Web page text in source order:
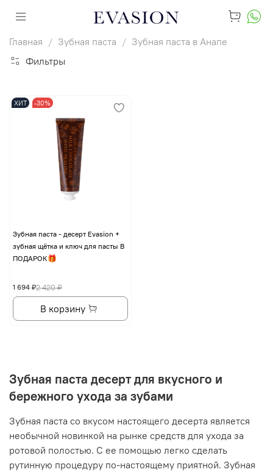
Главная Зубная паста
Зубная паста в Анапе
Фильтры
ХИТ -30%
Зубная паста - десерт Evasion +
зубная щётка и ключ для пасты В
ПОДАРОК🎁
2 420 ₽
1 694 ₽
В корзину
Зубная паста десерт для вкусного и
бережного ухода за зубами
Зубная паста со вкусом настоящего десерта является
необычной новинкой на рынке средств для ухода за
ротовой полостью. С ее помощью легко сделать
рутинную процедуру по-настоящему приятной. Зубная